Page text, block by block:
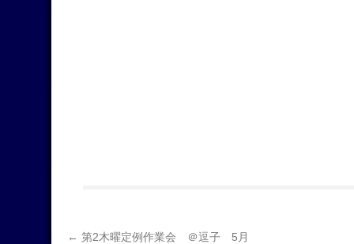
← 第2木曜定例作業会 ＠逗子 5月